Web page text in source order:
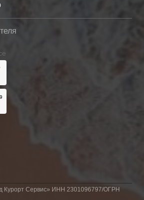
Курорт Сервис» ИНН 2301096797/ОГРН